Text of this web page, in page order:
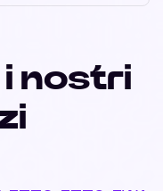
i nostri